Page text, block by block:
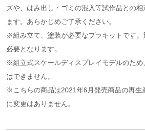
ズや、はみ出し・ゴミの混入等試作品との
ます。あらかじめご了承ください。
※組み立て、塗装が必要なプラキットです
必要となります。
※組立式スケールディスプレイモデルのた
はできません。
※こちらの商品は2021年6月発売商品の再生
に変更はありません。